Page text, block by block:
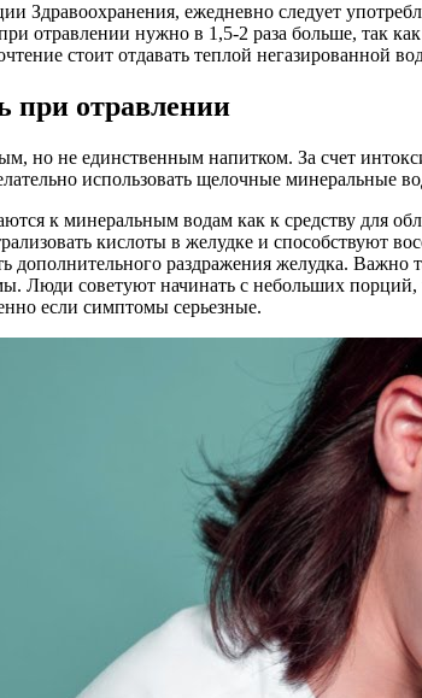
Здравоохранения, ежедневно следует
отравлении нужно в 1,5-2 раза больше, так
стоит отдавать теплой негазированной
при отравлении
но не единственным напитком. За счет
использовать щелочные минеральные
к минеральным водам как к средству для
кислоты в желудке и способствуют
дополнительного раздражения желудка. Важно
Люди советуют начинать с небольших
если симптомы серьезные.